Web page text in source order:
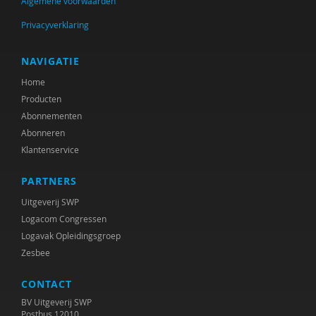
Rien van IJzendoorn
Wim de Jong
Wolfgang Klafki
Willem Koops
Bas Levering
Frans van Poppel
Anders Schinkel
Paul Schnabel
Micha de Winter
Privacyverklaring
NAVIGATIE
Home
Producten
Abonnementen
Abonneren
Klantenservice
PARTNERS
Uitgeverij SWP
Logacom Congressen
Logavak Opleidingsgroep
Zesbee
CONTACT
BV Uitgeverij SWP